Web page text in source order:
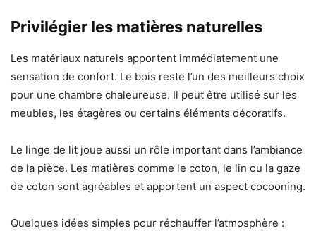
Privilégier les matières naturelles
Les matériaux naturels apportent immédiatement une
sensation de confort. Le bois reste l’un des meilleurs choix
pour une chambre chaleureuse. Il peut être utilisé sur les
meubles, les étagères ou certains éléments décoratifs.
Le linge de lit joue aussi un rôle important dans l’ambiance
de la pièce. Les matières comme le coton, le lin ou la gaze
de coton sont agréables et apportent un aspect cocooning.
Quelques idées simples pour réchauffer l’atmosphère :